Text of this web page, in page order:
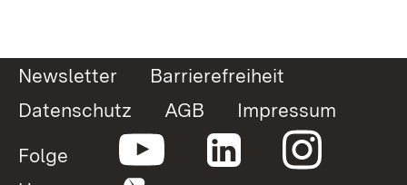
Newsletter
Barrierefreiheit
Datenschutz
AGB
Impressum
Folge